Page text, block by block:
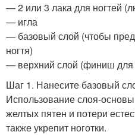
— 2 или 3 лака для ногтей
— игла
— базовый слой (чтобы
ногтя)
— верхний слой (финиш для
Шаг 1. Нанесите базовый
Использование слоя-
желтых пятен и потери
также укрепит ноготки.